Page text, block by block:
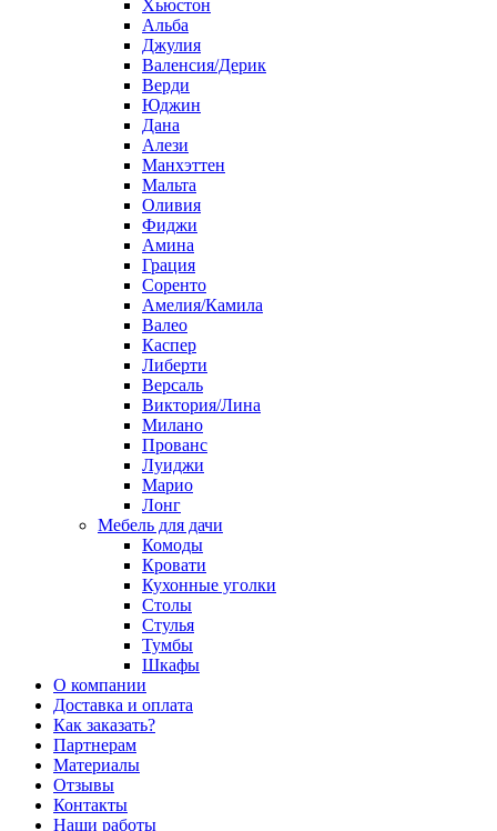
Хьюстон
Альба
Джулия
Валенсия/Дерик
Верди
Юджин
Дана
Алези
Манхэттен
Мальта
Оливия
Фиджи
Амина
Грация
Соренто
Амелия/Камила
Валео
Каспер
Либерти
Версаль
Виктория/Лина
Милано
Прованс
Луиджи
Марио
Лонг
Мебель для дачи
Комоды
Кровати
Кухонные уголки
Столы
Стулья
Тумбы
Шкафы
О компании
Доставка и оплата
Как заказать?
Партнерам
Материалы
Отзывы
Контакты
Наши работы